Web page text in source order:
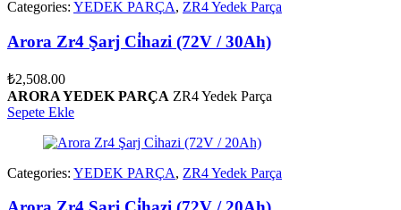
Categories: YEDEK PARÇA, ZR4 Yedek Parça
Arora Zr4 Şarj Ci̇hazi (72V / 30Ah)
₺2,508.00
ARORA YEDEK PARÇA ZR4 Yedek Parça
Sepete Ekle
Categories: YEDEK PARÇA, ZR4 Yedek Parça